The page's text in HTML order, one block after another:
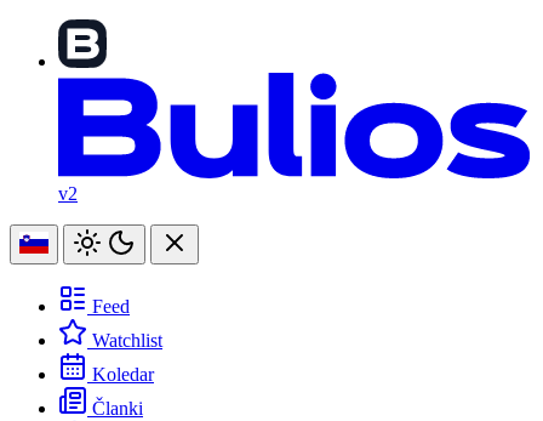
v2
Feed
Watchlist
Koledar
Članki